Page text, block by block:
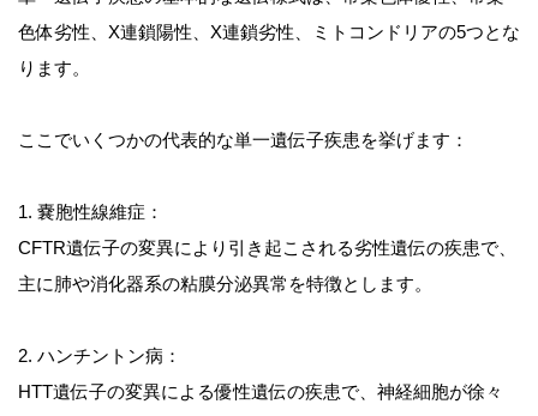
色体劣性、X連鎖陽性、X連鎖劣性、ミトコンドリアの5つとな
ります。
ここでいくつかの代表的な単一遺伝子疾患を挙げます：
1. 嚢胞性線維症：
CFTR遺伝子の変異により引き起こされる劣性遺伝の疾患で、
主に肺や消化器系の粘膜分泌異常を特徴とします。
2. ハンチントン病：
HTT遺伝子の変異による優性遺伝の疾患で、神経細胞が徐々